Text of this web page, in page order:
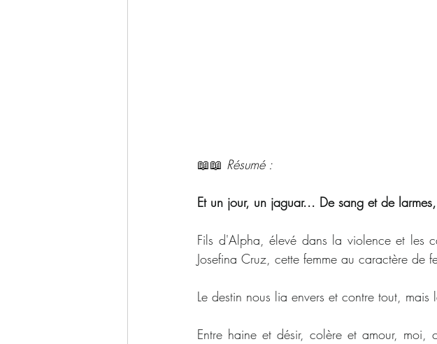
📖📖 Résumé :
Et un jour, un jaguar... De sang et de
Fils d'Alpha, élevé dans la violence et les
Josefina Cruz, cette femme au caractère de
Le destin nous lia envers et contre tout,
Entre haine et désir, colère et amour,